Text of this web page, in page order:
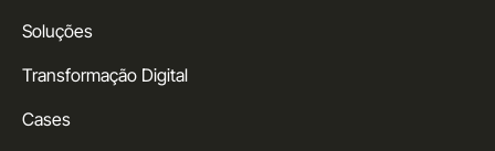
Soluções
Transformação Digital
Cases